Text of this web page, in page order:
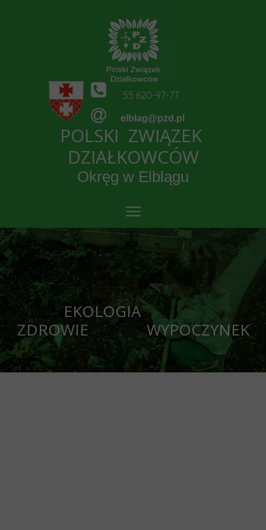
55 620-97-77
elblag@pzd.pl
POLSKI ZWIĄZEK
DZIAŁKOWCÓW
Okręg w Elblągu
EKOLOGIA
ZDROWIE WYPOCZYNEK